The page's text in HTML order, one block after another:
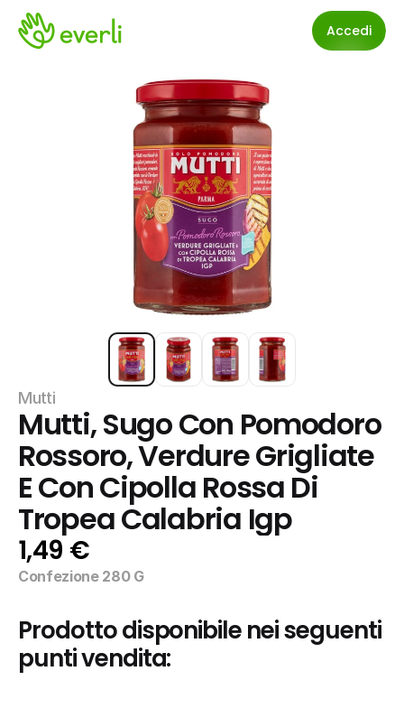
Accedi
Mutti
Mutti, Sugo Con Pomodoro
Rossoro, Verdure Grigliate
E Con Cipolla Rossa Di
Tropea Calabria Igp
1,49 €
Confezione 280 G
Prodotto disponibile nei seguenti
punti vendita: